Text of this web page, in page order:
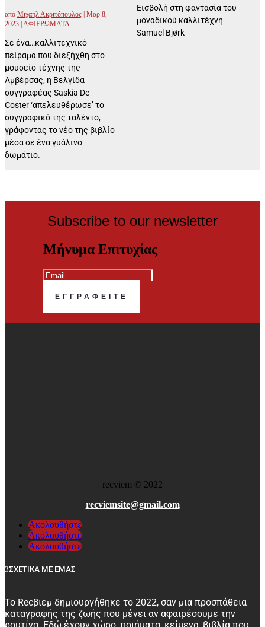
από Μιχαήλ Ακριτόπουλος Μαρ 8,
2023 ΑΦΙΕΡΩΜΑΤΑ
Σε ένα…καλλιτεχνικό
πείραμα που διεξήχθη στο
μουσείο τέχνης της
Αμβέρσας, η Βελγίδα
συγγραφέας Saskia De
Coster ‘απελευθέρωσε’ το
συγγραφικό της ταλέντο,
γράφοντας το νέο της βιβλίο
μέσα σε ένα γυάλινο
δωμάτιο.
Εισβολή στη φαντασία του
μοναδικού καλλιτέχνη
Samuel Bjørk
Subscribe to our newsletter
Μήνυμα Επιτυχίας
ΕΓΓΡΑΦΕΊΤΕ
recviem © 2022
recviemsite@gmail.com
Ακολουθήστε
Ακολουθήστε
Ακολουθήστε
ΣΧΕΤΙΚΑ ΜΕ ΕΜΑΣ
Το Recβιεμ δημιουργήθηκε το 2022, σαν μια προσπάθεια
καταγραφής της ζωής που μένει αν αφαιρέσουμε την